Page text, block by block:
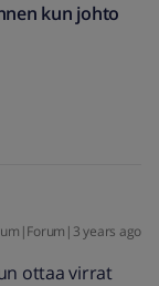
kun johto
years ago
ottaa virrat